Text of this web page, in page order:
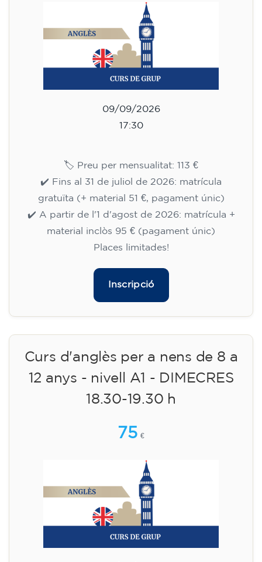
09/09/2026
17:30
🏷️ Preu per mensualitat: 113 €
✔️ Fins al 31 de juliol de 2026: matrícula
gratuïta (+ material 51 €, pagament únic)
✔️ A partir de l'1 d'agost de 2026: matrícula +
material inclòs 95 € (pagament únic)
Places limitades!
Inscripció
Curs d'anglès per a nens de 8 a
12 anys - nivell A1 - DIMECRES
18.30-19.30 h
75 €